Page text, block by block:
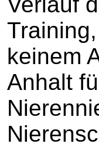
keinem
Anhalt